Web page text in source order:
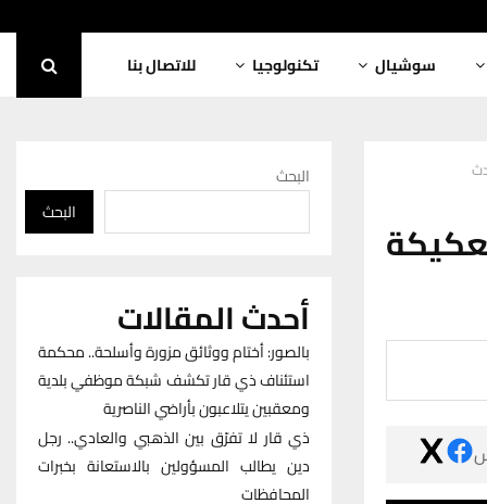
سوشيال تكنولوجيا للاتصال بنا
البحث
البحث
أحدث المقالات
بالصور: أختام ووثائق مزورة وأسلحة.. محكمة
استئناف ذي قار تكشف شبكة موظفي بلدية
ومعقبين يتلاعبون بأراضي الناصرية
ذي قار لا تفرّق بين الذهبي والعادي.. رجل
دين يطالب المسؤولين بالاستعانة بخبرات
المحافظات